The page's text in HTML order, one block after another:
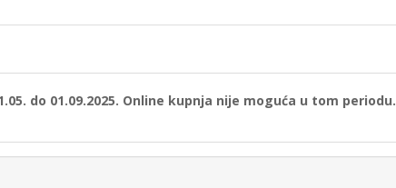
do 01.09.2025. Online kupnja nije moguća u tom periodu.